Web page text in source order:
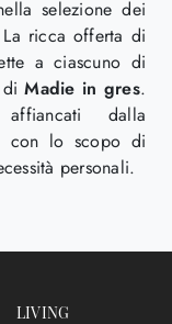
selezione dei
ricca offerta di
a ciascuno di
diMadie in gres.
dalla
con lo scopo di
personali.
LIVING